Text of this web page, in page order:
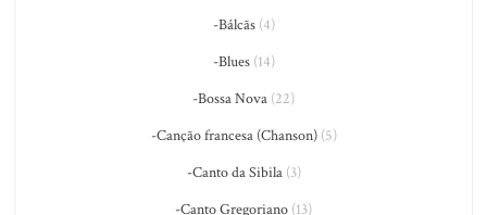
-Bálcãs(4)
-Blues(14)
-Bossa Nova (22)
-Canção francesa (Chanson)(5)
-Canto da Sibila(3)
-Canto Gregoriano (13)